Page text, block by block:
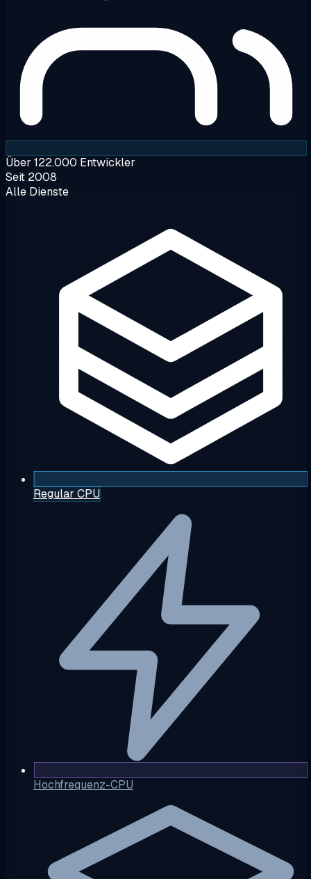
Über 122.000 Entwickler
Seit 2008
Alle Dienste
Regular CPU
Hochfrequenz-CPU